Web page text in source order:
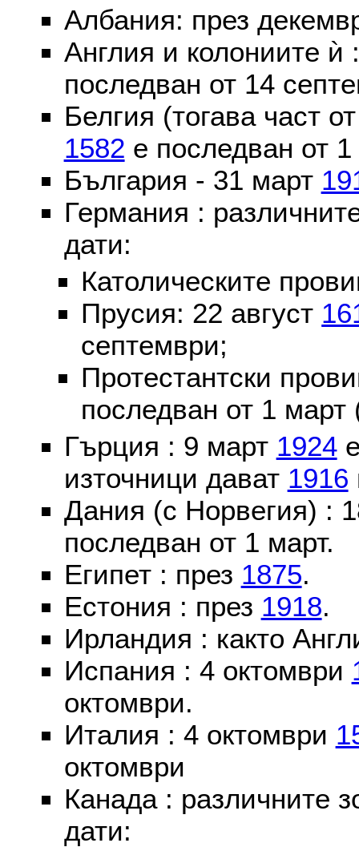
Албания: през
Англия и колониите
последван от 14
Белгия (тогава част
1582 е последван от
България - 31 март
Германия :
дати:
Католическите
Прусия: 22 август
септември;
Протестантски
последван от 1 март
Гърция : 9 март 1924е
източници дават 1916
Дания (с Норвегия) :
последван от 1 март.
Египет : през 1875.
Естония : през 1918.
Ирландия : както
Испания : 4 октомври
октомври.
Италия : 4 октомври
октомври
Канада : различните
дати: